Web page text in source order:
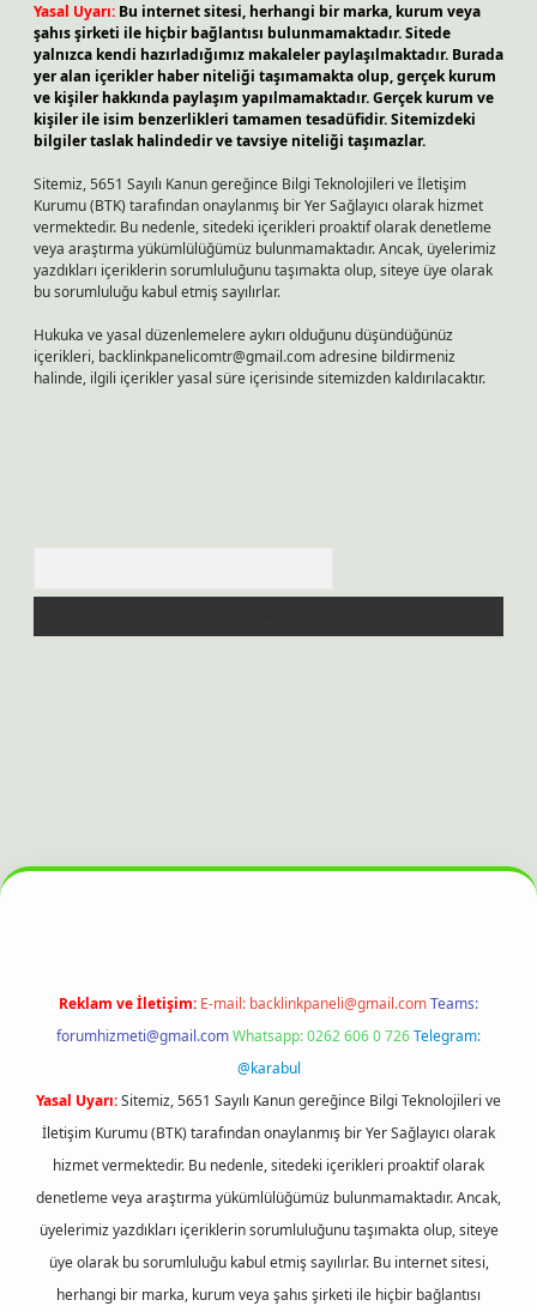
Yasal Uyarı: Bu internet sitesi, herhangi bir marka, kurum veya
şahıs şirketi ile hiçbir bağlantısı bulunmamaktadır. Sitede
yalnızca kendi hazırladığımız makaleler paylaşılmaktadır. Burada
yer alan içerikler haber niteliği taşımamakta olup, gerçek kurum
ve kişiler hakkında paylaşım yapılmamaktadır. Gerçek kurum ve
kişiler ile isim benzerlikleri tamamen tesadüfidir. Sitemizdeki
bilgiler taslak halindedir ve tavsiye niteliği taşımazlar.
Sitemiz, 5651 Sayılı Kanun gereğince Bilgi Teknolojileri ve İletişim
Kurumu (BTK) tarafından onaylanmış bir Yer Sağlayıcı olarak hizmet
vermektedir. Bu nedenle, sitedeki içerikleri proaktif olarak denetleme
veya araştırma yükümlülüğümüz bulunmamaktadır. Ancak, üyelerimiz
yazdıkları içeriklerin sorumluluğunu taşımakta olup, siteye üye olarak
bu sorumluluğu kabul etmiş sayılırlar.
Hukuka ve yasal düzenlemelere aykırı olduğunu düşündüğünüz
içerikleri, backlinkpanelicomtr@gmail.comadresine bildirmeniz
halinde, ilgili içerikler yasal süre içerisinde sitemizden kaldırılacaktır.
sitesi
Reklam ve İletişim: E-mail: backlinkpaneli@gmail.comTeams:
forumhizmeti@gmail.comWhatsapp: 0262 606 0 726Telegram:
@karabul
Yasal Uyarı:Sitemiz, 5651 Sayılı Kanun gereğince Bilgi Teknolojileri ve
İletişim Kurumu (BTK) tarafından onaylanmış bir Yer Sağlayıcı olarak
hizmet vermektedir. Bu nedenle, sitedeki içerikleri proaktif olarak
denetleme veya araştırma yükümlülüğümüz bulunmamaktadır. Ancak,
üyelerimiz yazdıkları içeriklerin sorumluluğunu taşımakta olup, siteye
üye olarak bu sorumluluğu kabul etmiş sayılırlar. Bu internet sitesi,
herhangi bir marka, kurum veya şahıs şirketi ile hiçbir bağlantısı